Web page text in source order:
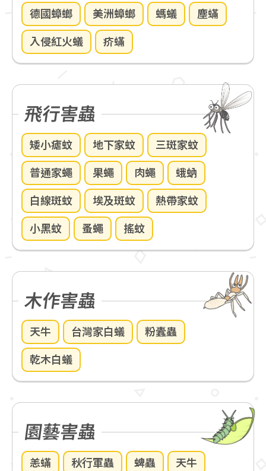
德國蟑螂
美洲蟑螂 螞蟻
塵蟎
入侵紅火蟻
疥蟎
飛行害蟲
矮小瘧蚊 地下家蚊
三斑家蚊
普通家蠅
果蠅 肉蠅
蛾蚋
白線斑蚊
埃及斑蚊
熱帶家蚊
小黑蚊
蚤蠅 搖蚊
木作害蟲
天牛 台灣家白蟻
粉蠹蟲
乾木白蟻
園藝害蟲
恙蟎 秋行軍蟲 蜱蟲
天牛